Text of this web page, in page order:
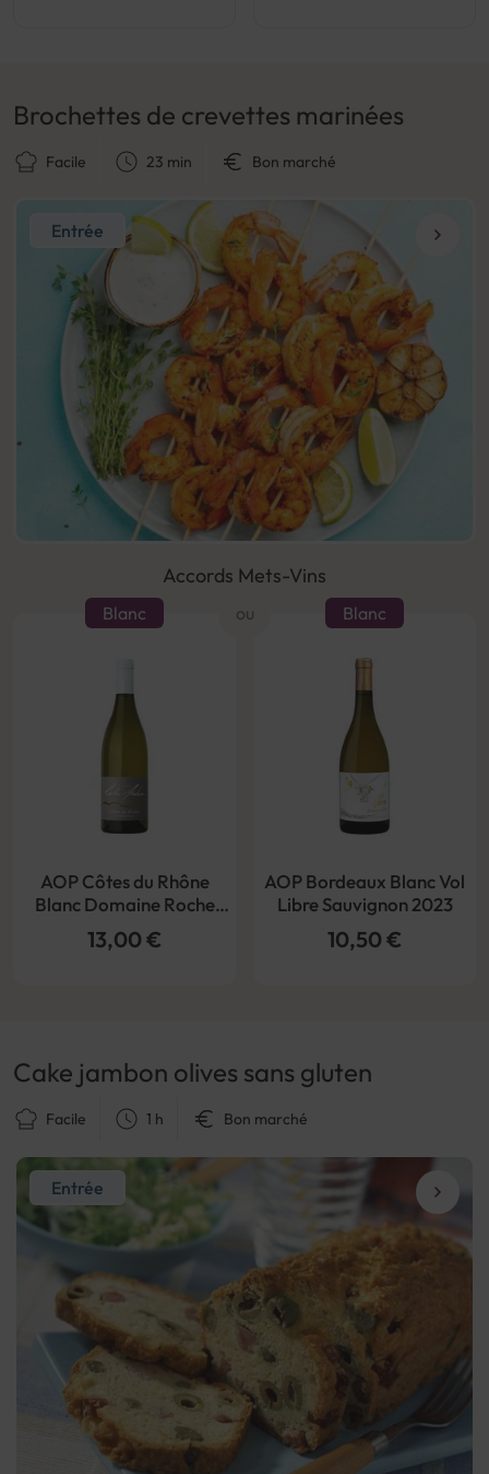
Entrée
Brochettes de crevettes marinées
Facile 23 min Bon marché
Accords Mets-Vins
ou
Blanc
AOP Côtes du Rhône
Blanc Domaine Roche
Audran Bio 2022
13,00 €
Blanc
AOP Bordeaux Blanc Vol
Libre Sauvignon 2023
10,50 €
Entrée
Cake jambon olives sans gluten
Facile 1 h Bon marché